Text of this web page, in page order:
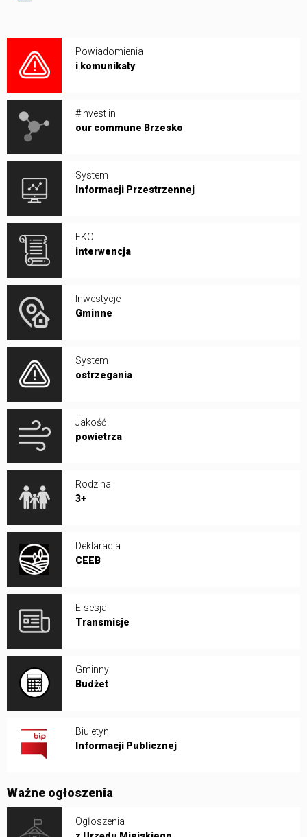
Powiadomienia
i komunikaty
#Invest in
our commune Brzesko
System
Informacji Przestrzennej
EKO
interwencja
Inwestycje
Gminne
System
ostrzegania
Jakość
powietrza
Rodzina
3+
Deklaracja
CEEB
E-sesja
Transmisje
Gminny
Budżet
Biuletyn
Informacji Publicznej
Ważne ogłoszenia
Ogłoszenia